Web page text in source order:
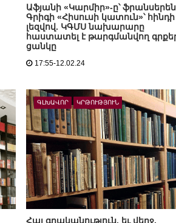
Աֆյանի «Կարմիր»-ը՝
Գրիգի «Հիսուսի կատուն»՝ հինդի
լեզվով. ԿԳՄՍ նախարարը
հաստատել է թարգմանվող
ցանկը
17:55-12.02.24
ԳԼԽԱՎՈՐ ԿՐԹՈՒԹՅՈՒՆ
Հայ գրականություն, եւ վերջ.